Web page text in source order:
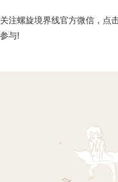
关注螺旋境界线官方微信，点
参与!